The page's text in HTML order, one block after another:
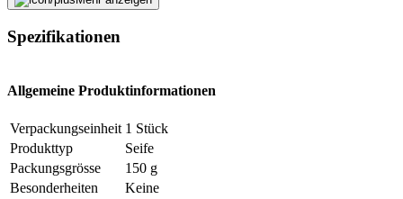
durch unabhängige Prüfstellen überprüft.
Beschreibung
E-Mail-Adresse (optional)
Spezifikationen
Allgemeine Produktinformationen
Verpackungseinheit 1 Stück
Produkttyp
Seife
Packungsgrösse
150 g
Besonderheiten
Keine